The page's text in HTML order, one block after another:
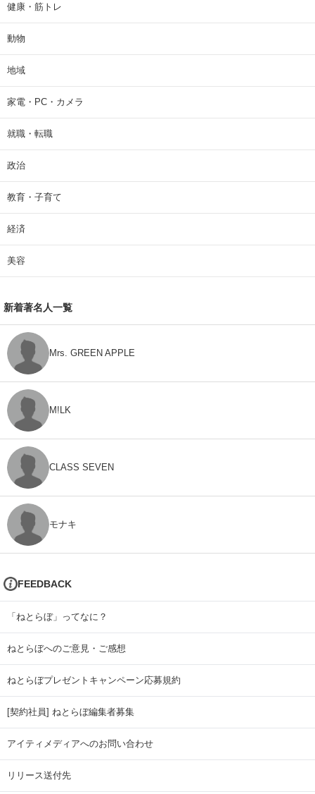
健康・筋トレ
動物
地域
家電・PC・カメラ
就職・転職
政治
教育・子育て
経済
美容
新着著名人一覧
Mrs. GREEN APPLE
M!LK
CLASS SEVEN
モナキ
FEEDBACK
「ねとらぼ」ってなに？
ねとらぼへのご意見・ご感想
ねとらぼプレゼントキャンペーン応募規約
[契約社員] ねとらぼ編集者募集
アイティメディアへのお問い合わせ
リリース送付先